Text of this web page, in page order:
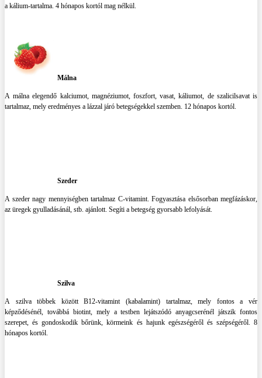
a kálium-tartalma. 4 hónapos kortól mag nélkül.
Málna
A málna elegendő kalciumot, magnéziumot, foszfort, vasat, káliumot, de szalicilsavat is
tartalmaz, mely eredményes a lázzal járó betegségekkel szemben. 12 hónapos kortól.
Szeder
A szeder nagy mennyiségben tartalmaz C-vitamint. Fogyasztása elsősorban megfázáskor,
az üregek gyulladásánál, stb. ajánlott. Segíti a betegség gyorsabb lefolyását.
Szilva
A szilva többek között B12-vitamint (kabalamint) tartalmaz, mely fontos a vér
képződésénél, továbbá biotint, mely a testben lejátszódó anyagcserénél játszik fontos
szerepet, és gondoskodik bőrünk, körmeink és hajunk egészségéről és szépségéről. 8
hónapos kortól.